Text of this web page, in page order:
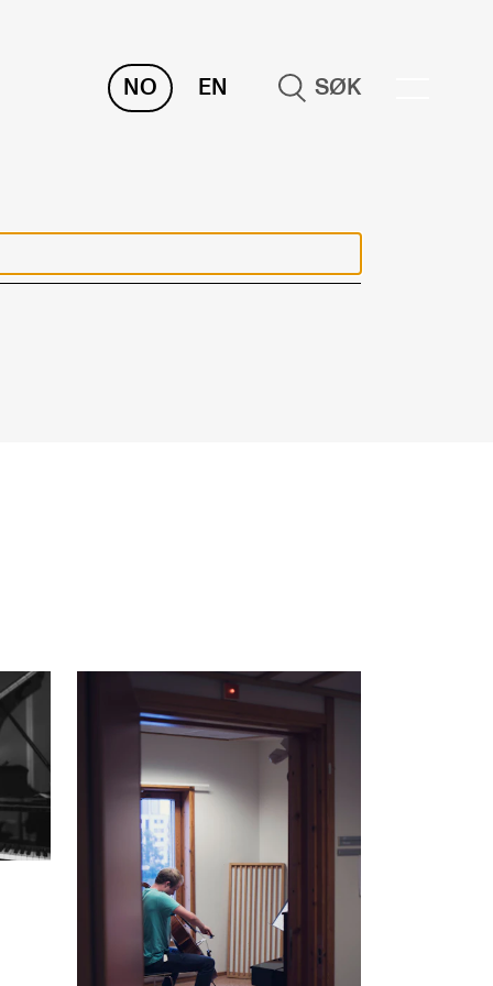
NO EN SØK
OG
saker
av NMH
og komitéer
planer og rapporter
gjør hva i administrasjonen